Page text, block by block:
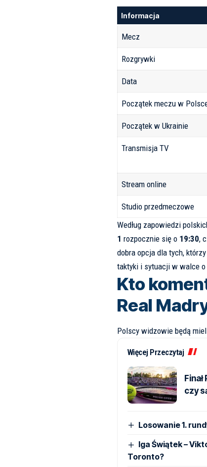
Informacja
Mecz
Rozgrywki
Data
Początek meczu w
Początek w Ukrainie
Transmisja TV
Stream online
Studio przedmeczowe
Według zapowiedzi
1 rozpocznie się o 19:30,
dobra opcja dla tych,
taktyki i sytuacji w walce
Kto
Real
Polscy widzowie będą
Więcej Przeczytaj
czy
Losowanie 1.
Iga Świątek –
Toronto?